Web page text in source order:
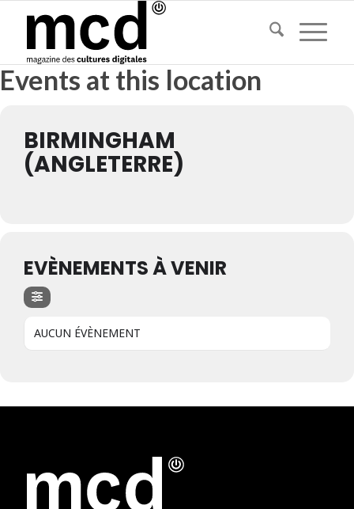
Events at this location
BIRMINGHAM
(ANGLETERRE)
EVÈNEMENTS À VENIR
AUCUN ÉVÈNEMENT